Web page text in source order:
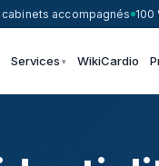
cabinets accompagnés 100
Services WikiCardio